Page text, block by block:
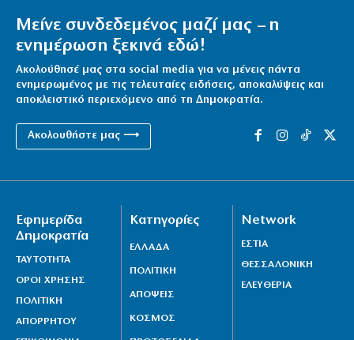
Νέο ψηφιακό σύστημα για τις πινακίδες κυκλοφορίας
Καύσωνας σε πολλές περιοχές με θερμοκρασίες έως
39,5°C
9|08|2026 | 11:10
Φιντάν: Θα ιδρυθεί γενική γραμματεία με έδρα τη
Υπό έλεγχο η πυρκαγιά στα Πυργαδίκια με ισχυρές
δυνάμεις της Πυροσβεστικής
Θρήνος για τον Μέσι – Έφυγε ο πατέρας του
9|08|2026 | 10:40
Μείνε συνδεδεμένος μαζί μας – η
ενημέρωση ξεκινά εδώ!
Ακολούθησέ μας στα social media για να μένεις πάντα
ενημερωμένος με τις τελευταίες ειδήσεις, αποκαλύψεις και
αποκλειστικό περιεχόμενο από τη Δημοκρατία.
Ακολουθήστε μας ⟶
Εφημερίδα
Δημοκρατία
ΤΑΥΤΟΤΗΤΑ
ΟΡΟΙ ΧΡΗΣΗΣ
ΠΟΛΙΤΙΚΗ
ΑΠΟΡΡΗΤΟΥ
Κατηγορίες
ΕΛΛΑΔΑ
ΠΟΛΙΤΙΚΗ
ΑΠΟΨΕΙΣ
ΚΟΣΜΟΣ
Network
ΕΣΤΙΑ
ΘΕΣΣΑΛΟΝΙΚΗ
ΕΛΕΥΘΕΡΙΑ